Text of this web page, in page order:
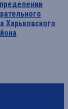
Харьковского